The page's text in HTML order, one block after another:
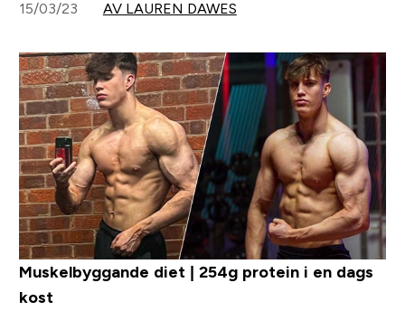
15/03/23 AV LAUREN DAWES
Muskelbyggande diet | 254g protein i en dags
kost